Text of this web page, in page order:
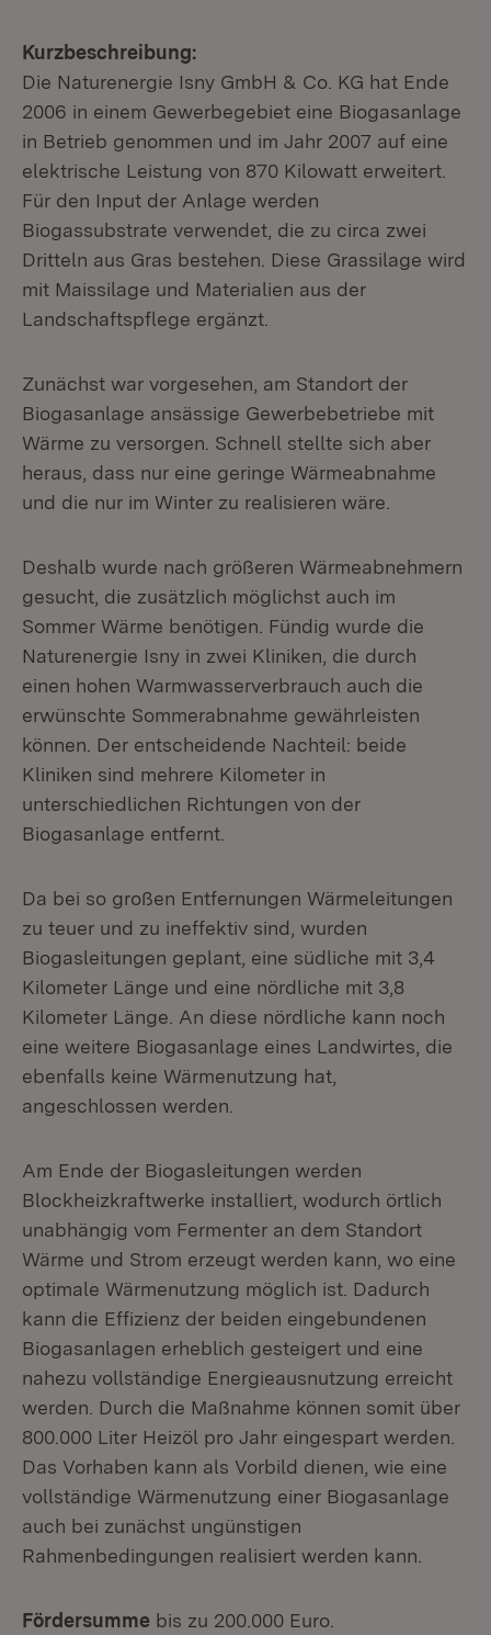
Kurzbeschreibung:
Die Naturenergie Isny GmbH & Co. KG hat Ende
2006 in einem Gewerbegebiet eine Biogasanlage
in Betrieb genommen und im Jahr 2007 auf eine
elektrische Leistung von 870 Kilowatt erweitert.
Für den Input der Anlage werden
Biogassubstrate verwendet, die zu circa zwei
Dritteln aus Gras bestehen. Diese Grassilage wird
mit Maissilage und Materialien aus der
Landschaftspflege ergänzt.
Zunächst war vorgesehen, am Standort der
Biogasanlage ansässige Gewerbebetriebe mit
Wärme zu versorgen. Schnell stellte sich aber
heraus, dass nur eine geringe Wärmeabnahme
und die nur im Winter zu realisieren wäre.
Deshalb wurde nach größeren Wärmeabnehmern
gesucht, die zusätzlich möglichst auch im
Sommer Wärme benötigen. Fündig wurde die
Naturenergie Isny in zwei Kliniken, die durch
einen hohen Warmwasserverbrauch auch die
erwünschte Sommerabnahme gewährleisten
können. Der entscheidende Nachteil: beide
Kliniken sind mehrere Kilometer in
unterschiedlichen Richtungen von der
Biogasanlage entfernt.
Da bei so großen Entfernungen Wärmeleitungen
zu teuer und zu ineffektiv sind, wurden
Biogasleitungen geplant, eine südliche mit 3,4
Kilometer Länge und eine nördliche mit 3,8
Kilometer Länge. An diese nördliche kann noch
eine weitere Biogasanlage eines Landwirtes, die
ebenfalls keine Wärmenutzung hat,
angeschlossen werden.
Am Ende der Biogasleitungen werden
Blockheizkraftwerke installiert, wodurch örtlich
unabhängig vom Fermenter an dem Standort
Wärme und Strom erzeugt werden kann, wo eine
optimale Wärmenutzung möglich ist. Dadurch
kann die Effizienz der beiden eingebundenen
Biogasanlagen erheblich gesteigert und eine
nahezu vollständige Energieausnutzung erreicht
werden. Durch die Maßnahme können somit über
800.000 Liter Heizöl pro Jahr eingespart werden.
Das Vorhaben kann als Vorbild dienen, wie eine
vollständige Wärmenutzung einer Biogasanlage
auch bei zunächst ungünstigen
Rahmenbedingungen realisiert werden kann.
Fördersumme bis zu 200.000 Euro.